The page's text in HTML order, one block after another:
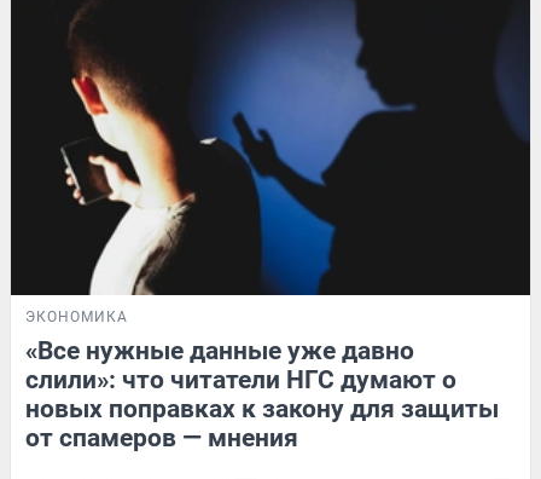
ЭКОНОМИКА
«Все нужные данные уже давно
слили»: что читатели НГС думают о
новых поправках к закону для защиты
от спамеров — мнения